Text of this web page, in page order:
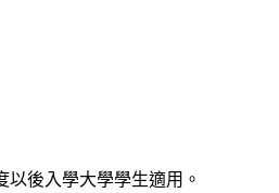
後入學大學學生適用。